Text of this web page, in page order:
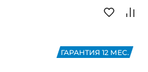
ГАРАНТИЯ 12 МЕС.